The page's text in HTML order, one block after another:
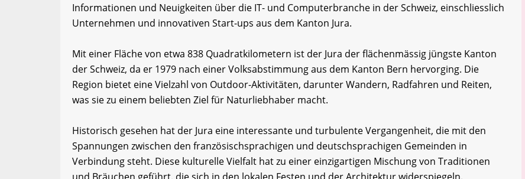
Informationen und Neuigkeiten über die IT- und Computerbranche in der Schweiz, einschliesslich
Unternehmen und innovativen Start-ups aus dem Kanton Jura.
Mit einer Fläche von etwa 838 Quadratkilometern ist der Jura der flächenmässig jüngste Kanton
der Schweiz, da er 1979 nach einer Volksabstimmung aus dem Kanton Bern hervorging. Die
Region bietet eine Vielzahl von Outdoor-Aktivitäten, darunter Wandern, Radfahren und Reiten,
was sie zu einem beliebten Ziel für Naturliebhaber macht.
Historisch gesehen hat der Jura eine interessante und turbulente Vergangenheit, die mit den
Spannungen zwischen den französischsprachigen und deutschsprachigen Gemeinden in
Verbindung steht. Diese kulturelle Vielfalt hat zu einer einzigartigen Mischung von Traditionen